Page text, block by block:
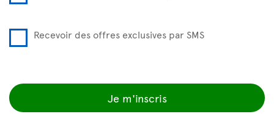
Recevoir des offres exclusives par SMS
Je m'inscris